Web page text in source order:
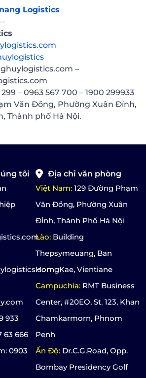
Logistics
–
– 0963 567 700 – 1900 299933
Văn Đồng, Phường Xuân Đỉnh,
Thành phố Hà Nội.
tôi
933
63 666
0903
Địa chỉ văn phòng
Việt Nam: 129 Đường Phạm
Văn Đồng, Phường Xuân
Đỉnh, Thành Phố Hà Nội
Lào: Building
Thepsymeuang, Ban
HorngKae, Vientiane
Campuchia: RMT Business
Center, #20EO, St. 123, Khan
Chamkarmorn, Phnom
Penh
Ấn Độ: Dr.C.G.Road, Opp.
Bombay Presidency Golf